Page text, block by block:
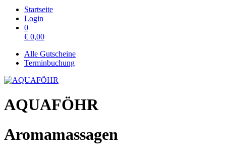
Startseite
Login
0
€ 0,00
Alle Gutscheine
Terminbuchung
AQUAFÖHR
Aromamassagen